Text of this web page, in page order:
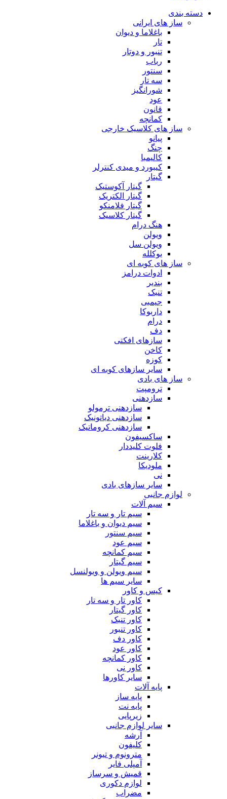
دسته بندی
ساز های ایرانی
باغلاما و دیوان
تار
تنبور و دوتار
رباب
سنتور
سه تار
شورانگیز
عود
قانون
کمانچه
ساز های کلاسیک خارجی
پیانو
چنگ
کالیمبا
کیبورد و میدی کنترلر
گیتار
گیتار آکوستیک
گیتار الکتریک
گیتار فلامنکو
گیتار کلاسیک
هنگ درام
ویولن
ویولن سل
یوکلله
ساز های کوبه ای
ادوات درامز
بندیر
تنبک
جیمبی
داربوکا
درام
دف
سازهای افکتی
کاخن
کوزه
سایر سازهای کوبه ای
ساز های بادی
ترومپت
سازدهنی
سازدهنی ترمولو
سازدهنی دیاتونیک
سازدهنی کروماتیک
ساکسیفون
فلوت کلیددار
کلارینت
ملودیکا
نی
سایر سازهای بادی
لوازم جانبی
سیم آلات
سیم تار و سه تار
سیم دیوان و باغلاما
سیم سنتور
سیم عود
سیم کمانچه
سیم گیتار
سیم ویولن و ویولنسل
سایر سیم ها
کیس و کاور
کاور تار و سه تار
کاور گیتار
کاور تنبک
کاور تنبور
کاور دف
کاور عود
کاور کمانچه
کاور نی
سایر کاورها
پایه آلات
پایه ساز
پایه نت
زیرپایی
سایر لوازم جانبی
آرشه
کلیفون
مترونوم و تیونر
آمپلی فایر
قمیش و سرساز
لوازم دکوری
مضراب